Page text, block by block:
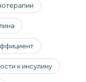
к инсулину